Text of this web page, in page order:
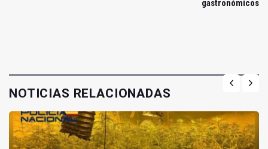
gastronómicos
NOTICIAS RELACIONADAS